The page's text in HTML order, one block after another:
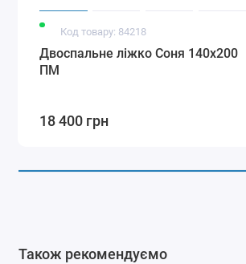
Код товару: 84218
Двоспальне ліжко Соня 140х200
ПМ
18 400 грн
Також рекомендуємо